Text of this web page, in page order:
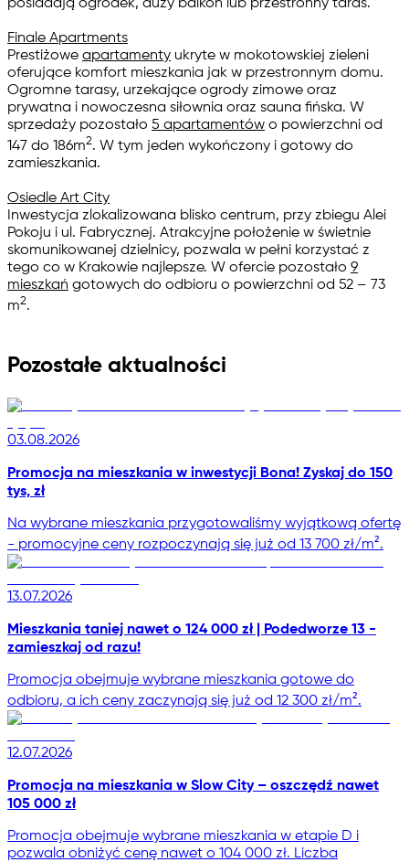
posiadają ogródek, duży balkon lub przestronny taras.
Finale Apartments
Prestiżowe apartamenty ukryte w mokotowskiej zieleni
oferujące komfort mieszkania jak w przestronnym domu.
Ogromne tarasy, urzekające ogrody zimowe oraz
prywatna i nowoczesna siłownia oraz sauna fińska. W
sprzedaży pozostało 5 apartamentów o powierzchni od
147 do 186m2. W tym jeden wykończony i gotowy do
zamieszkania.
Osiedle Art City
Inwestycja zlokalizowana blisko centrum, przy zbiegu Alei
Pokoju i ul. Fabrycznej. Atrakcyjne położenie w świetnie
skomunikowanej dzielnicy, pozwala w pełni korzystać z
tego co w Krakowie najlepsze. W ofercie pozostało 9
mieszkań gotowych do odbioru o powierzchni od 52 – 73
m2.
Pozostałe aktualności
03.08.2026
Promocja na mieszkania w inwestycji Bona! Zyskaj do 150
tys, zł
Na wybrane mieszkania przygotowaliśmy wyjątkową ofertę
- promocyjne ceny rozpoczynają się już od 13 700 zł/m².
13.07.2026
Mieszkania taniej nawet o 124 000 zł | Podedworze 13 -
zamieszkaj od razu!
Promocja obejmuje wybrane mieszkania gotowe do
odbioru, a ich ceny zaczynają się już od 12 300 zł/m².
12.07.2026
Promocja na mieszkania w Slow City – oszczędź nawet
105 000 zł
Promocja obejmuje wybrane mieszkania w etapie D i
pozwala obniżyć cenę nawet o 104 000 zł. Liczba